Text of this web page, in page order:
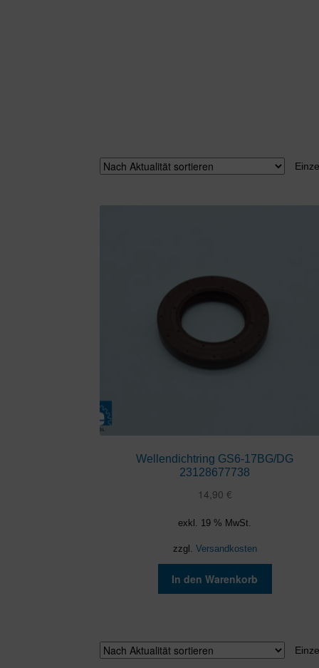
Wellendichtring GS6-17BG/DG
23128677738
14,90 €
exkl. 19 % MwSt.
zzgl. Versandkosten
In den Warenkorb